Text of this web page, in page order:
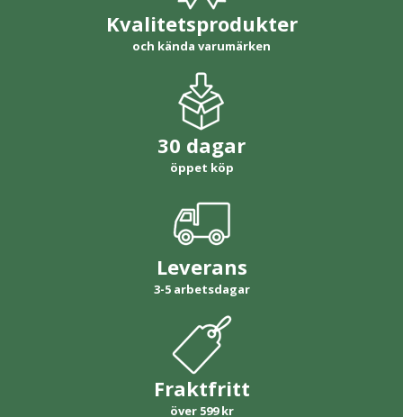
Kvalitetsprodukter
och kända varumärken
30 dagar
öppet köp
Leverans
3-5 arbetsdagar
Fraktfritt
över 599 kr